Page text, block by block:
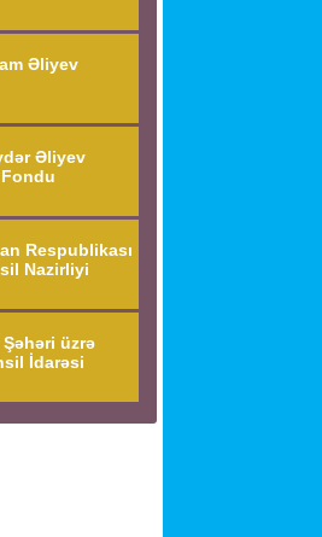
Əliyev
Əliyev
Fondu
Respublikası
Nazirliyi
Şəhəri üzrə
İdarəsi